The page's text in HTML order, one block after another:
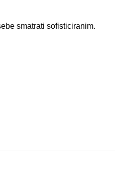
smatrati sofisticiranim.